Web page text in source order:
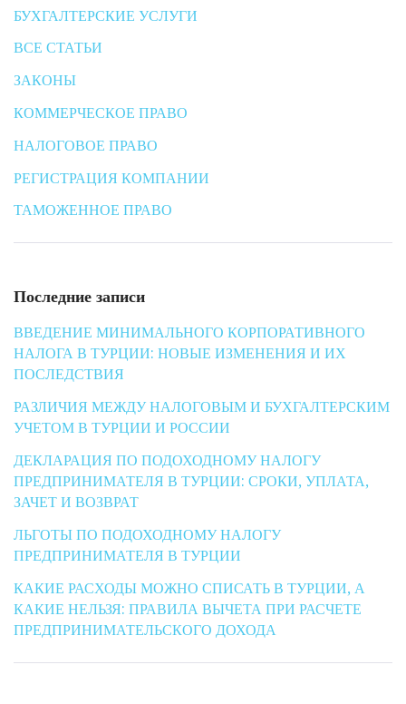
БУХГАЛТЕРСКИЕ УСЛУГИ
ВСЕ СТАТЬИ
ЗАКОНЫ
КОММЕРЧЕСКОЕ ПРАВО
НАЛОГОВОЕ ПРАВО
РЕГИСТРАЦИЯ КОМПАНИИ
ТАМОЖЕННОЕ ПРАВО
Последние записи
ВВЕДЕНИЕ МИНИМАЛЬНОГО КОРПОРАТИВНОГО
НАЛОГА В ТУРЦИИ: НОВЫЕ ИЗМЕНЕНИЯ И ИХ
ПОСЛЕДСТВИЯ
РАЗЛИЧИЯ МЕЖДУ НАЛОГОВЫМ И БУХГАЛТЕРСКИМ
УЧЕТОМ В ТУРЦИИ И РОССИИ
ДЕКЛАРАЦИЯ ПО ПОДОХОДНОМУ НАЛОГУ
ПРЕДПРИНИМАТЕЛЯ В ТУРЦИИ: СРОКИ, УПЛАТА,
ЗАЧЕТ И ВОЗВРАТ
ЛЬГОТЫ ПО ПОДОХОДНОМУ НАЛОГУ
ПРЕДПРИНИМАТЕЛЯ В ТУРЦИИ
КАКИЕ РАСХОДЫ МОЖНО СПИСАТЬ В ТУРЦИИ, А
КАКИЕ НЕЛЬЗЯ: ПРАВИЛА ВЫЧЕТА ПРИ РАСЧЕТЕ
ПРЕДПРИНИМАТЕЛЬСКОГО ДОХОДА